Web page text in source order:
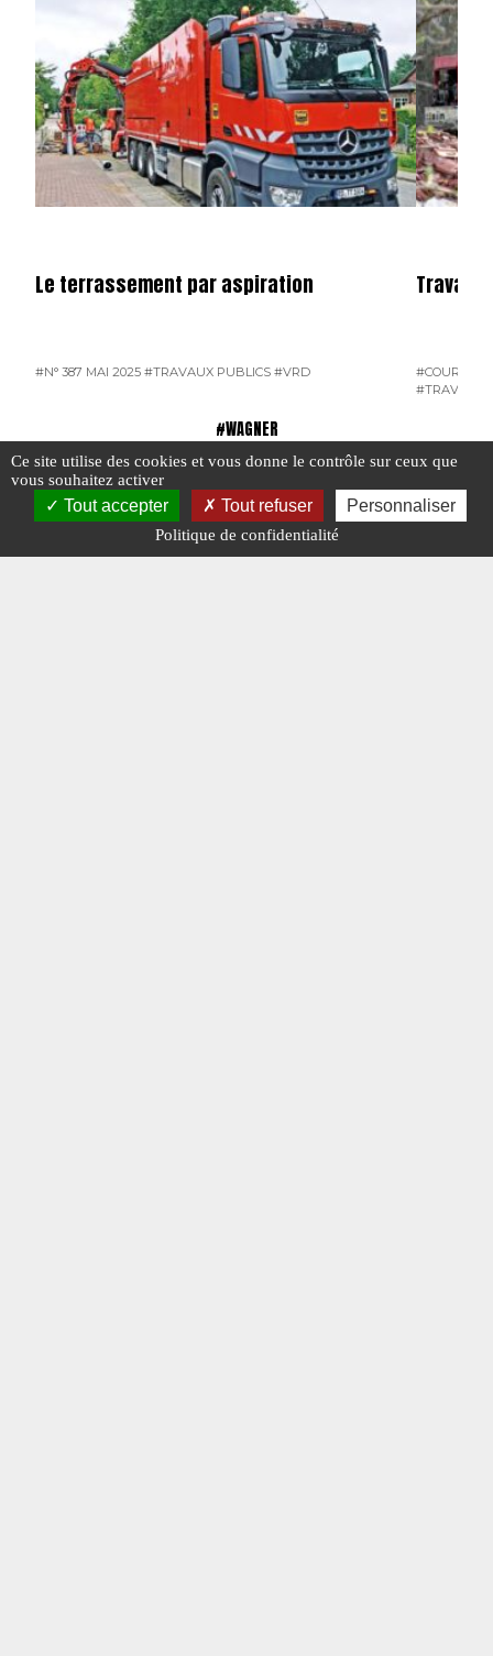
Le terrassement par aspiration
#N° 387 MAI 2025 #TRAVAUX PUBLICS #VRD
#COURRIER
#TRAVAUX
#WAGNER
Ce site utilise des cookies et vous donne le contrôle sur ceux que
vous souhaitez activer
Tout accepter Tout refuser Personnaliser
Politique de confidentialité